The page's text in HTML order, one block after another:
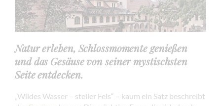
Natur erleben, Schlossmomente genießen
und das Gesäuse von seiner mystischsten
Seite entdecken.
„Wildes Wasser – steiler Fels“ – kaum ein Satz beschreibt